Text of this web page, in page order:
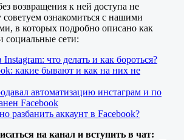
возвращения к ней доступа не
ознакомиться с нашими
в которых подробно описано как
социальные сети:
что делать и как бороться?
какие бывают и как на них не
автоматизацию инстаграм и по
Facebook
разбанить аккаунт в Facebook?
на канал и вступить в чат: